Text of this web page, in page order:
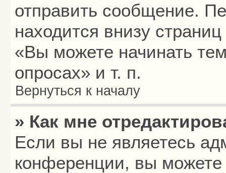
отправить сообщение.
находится внизу
«Вы можете начинать
опросах» и т. п.
Вернуться к началу
» Как мне
Если вы не являетесь
конференции, вы можете